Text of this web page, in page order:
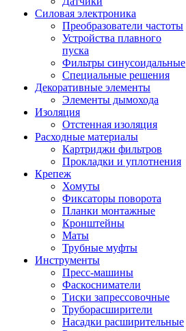
Силовая электроника
Преобразователи частоты
Устройства плавного
пуска
Фильтры синусоидальные
Специальные решения
Декоративные элементы
Элементы дымохода
Изоляция
Отстенная изоляция
Расходные материалы
Картриджи фильтров
Прокладки и уплотнения
Крепеж
Хомуты
Фиксаторы поворота
Планки монтажные
Кронштейны
Маты
Трубные муфты
Инструменты
Пресс-машины
Фаскосниматели
Тиски запрессовочные
Труборасширители
Насадки расширительные